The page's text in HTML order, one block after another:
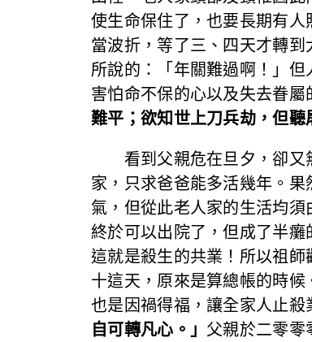
使生命保住了，也要長期有
當波折，等了三、四天才轉
所說的：「年關難過啊！」
害怕命不保的心以及失去眷
難平；欲知世上刀兵劫，但聽
看到父親危在旦夕，卻又無
家，只求爸爸能多活幾年。
氣，但從此老人家的生活均
終於可以出院了，但成了半
這就是殺生的共業！所以祖
十這天，原來是算總帳的時
也是因禍得福，讓全家人止殺
自可轉凡心。」 父親於二零零